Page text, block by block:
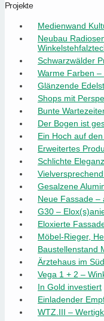
Projekte
Medienwand
Neubau
Schwarzwälder
Warme Farben –
Glänzende
Shops mit
Bunte
Der Bogen ist
Ein Hoch auf den
Erweitertes
Schlichte Eleganz.
Gesalzene
Neue Fassade –
G30 –
Eloxierte
Möbel-Rieger,
Baustellenstand
Ärztehaus im
Vega 1 + 2 –
In Gold investiert
Einladender
WTZ.III –